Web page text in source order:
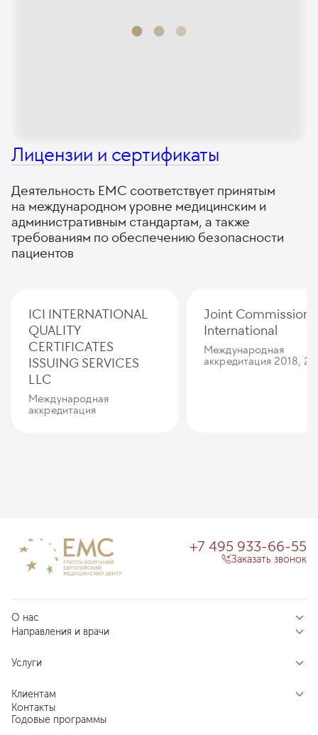
Лицензии и сертификаты
Деятельность ЕМС соответствует принятым
на международном уровне медицинским и
административным стандартам, а также
требованиям по обеспечению безопасности
пациентов
ICI INTERNATIONAL
QUALITY
CERTIFICATES
ISSUING SERVICES
LLC
Международная
аккредитация
Joint Commission
International
Международная
аккредитация 2018,
О нас
Отзывы пациентов
О клинике
Новости
Специалистам
Направления и врачи
Направления
Центры компетенций
Услуги
Индивидуальный план здоровья
Комплексные программы
Клиентам
Запись на прием
Контакты
Годовые программы
+7 495 933-66-55
Заказать звонок